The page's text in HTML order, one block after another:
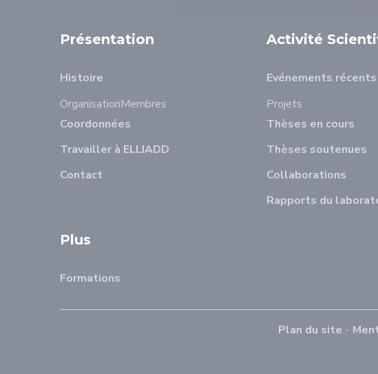
Présentation
Histoire
OrganisationMembres
Coordonnées
Travailler à ELLIADD
Contact
Activité
Evénements récents
Projets
Thèses en cours
Thèses soutenues
Collaborations
Rapports du
Plus
Formations
Plan du site